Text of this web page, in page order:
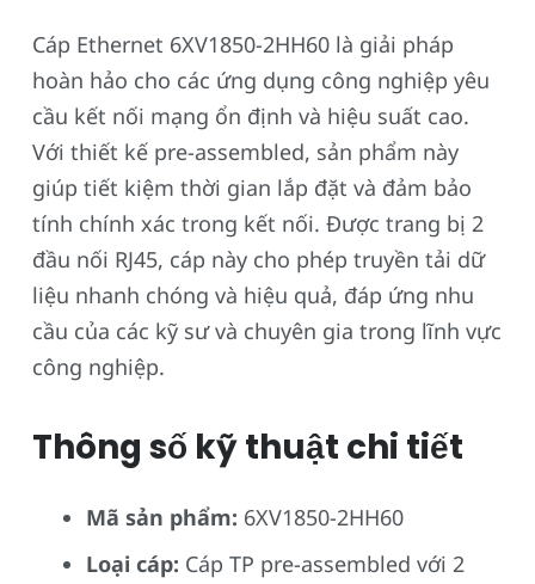
Cáp Ethernet 6XV1850-2HH60 là giải pháp
hoàn hảo cho các ứng dụng công nghiệp yêu
cầu kết nối mạng ổn định và hiệu suất cao.
Với thiết kế pre-assembled, sản phẩm này
giúp tiết kiệm thời gian lắp đặt và đảm bảo
tính chính xác trong kết nối. Được trang bị 2
đầu nối RJ45, cáp này cho phép truyền tải dữ
liệu nhanh chóng và hiệu quả, đáp ứng nhu
cầu của các kỹ sư và chuyên gia trong lĩnh vực
công nghiệp.
Thông số kỹ thuật chi tiết
Mã sản phẩm: 6XV1850-2HH60
Loại cáp: Cáp TP pre-assembled với 2